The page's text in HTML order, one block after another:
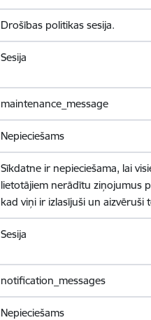
Drošības politikas sesija.
Sesija
maintenance_message
Nepieciešams
Sīkdatne ir nepieciešama, lai
lietotājiem nerādītu ziņojumus
kad viņi ir izlasījuši un aizvēruši
Sesija
notification_messages
Nepieciešams